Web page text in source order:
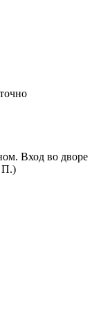
Вход во дворе
П.)